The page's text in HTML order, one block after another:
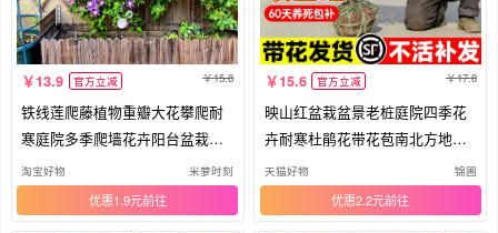
13.9 官方立减 15.8
铁线莲爬藤植物重瓣大花攀爬耐
寒庭院多季爬墙花卉阳台盆栽带
花苞
淘宝好物 米萝时刻
优惠1.9元
15.6 官方立减 17.8
映山红盆栽盆景老桩庭院四季花
卉耐寒杜鹃花带花苞南北方地栽
树苗
天猫好物 锦圃
优惠2.2元